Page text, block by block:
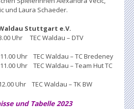
und Laura Schaeder.
Stuttgart e.V.
Uhr TEC Waldau – DTV
Uhr TEC Waldau – TC Bredeney
Uhr TEC Waldau – Team Hut TC
Uhr TEC Waldau – TK BW
und Tabelle 2023